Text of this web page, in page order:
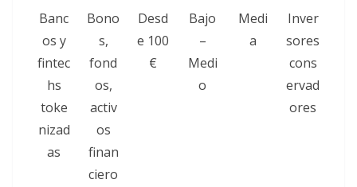
Banc
os y
fintec
hs
toke
nizad
as
Bono
s,
fond
os,
activ
os
finan
ciero
Desd
e 100
€
Bajo
–
Medi
o
Medi
a
Inver
sores
cons
ervad
ores